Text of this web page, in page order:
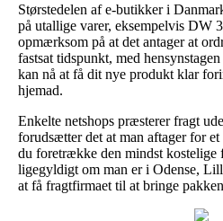
Størstedelen af e-butikker i
på utallige varer, eksempelvis DW
opmærksom på at det antager at
fastsat tidspunkt, med
kan nå at få dit nye produkt klar
hjemad.
Enkelte netshops præsterer fragt
forudsætter det at man aftager for
du foretrække den mindst kostelige
ligegyldigt om man er i Odense,
at få fragtfirmaet til at bringe